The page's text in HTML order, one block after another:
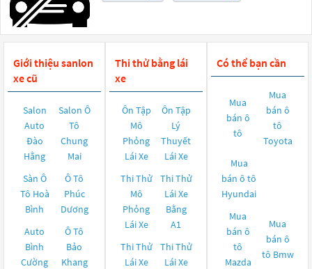
Giới thiệu sanlon
xe cũ
Salon
Auto
Đào
Hằng
Salon Ô
Tô
Chung
Mai
Sàn Ô
Tô Hoà
Bình
Ô Tô
Phúc
Dương
Auto
Bình
Cường
Ô Tô
Bảo
Khang
Thi thử bằng lái
xe
Ôn Tập
Mô
Phỏng
Lái Xe
Ôn Tập
Lý
Thuyết
Lái Xe
Thi Thử
Mô
Phỏng
Lái Xe
Thi Thử
Lái Xe
Bằng
A1
Thi Thử
Lái Xe
Thi Thử
Lái Xe
Có thể bạn cần
Mua
bán ô
tô
Mua
bán ô
tô
Toyota
Mua
bán ô tô
Hyundai
Mua
bán ô
tô
Mazda
Mua
bán ô
tô Bmw